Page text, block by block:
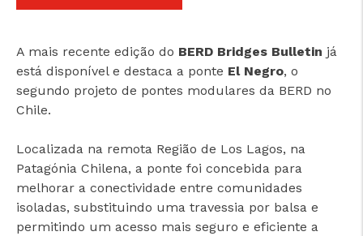
A mais recente edição do BERD Bridges Bulletin já
está disponível e destaca a ponte El Negro, o
segundo projeto de pontes modulares da BERD no
Chile.
Localizada na remota Região de Los Lagos, na
Patagónia Chilena, a ponte foi concebida para
melhorar a conectividade entre comunidades
isoladas, substituindo uma travessia por balsa e
permitindo um acesso mais seguro e eficiente a
www.consumidor.pt